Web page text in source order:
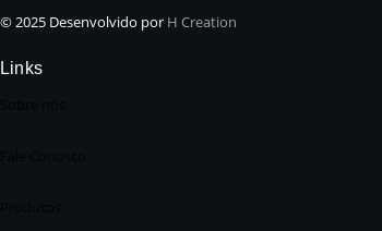
© 2025 Desenvolvido por H Creation
Links